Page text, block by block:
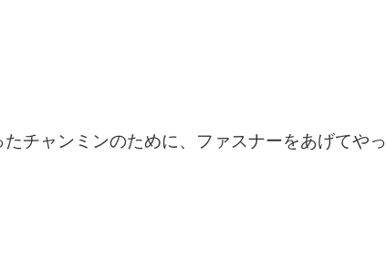
チャンミンのために、ファスナーをあげてやっ